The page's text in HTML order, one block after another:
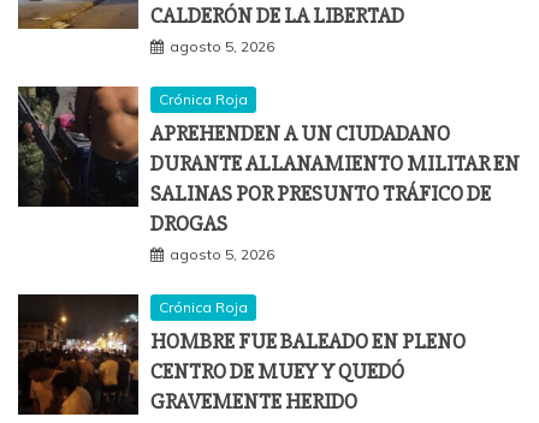
CALDERÓN DE LA LIBERTAD
agosto 5, 2026
Crónica Roja
APREHENDEN A UN CIUDADANO
DURANTE ALLANAMIENTO MILITAR EN
SALINAS POR PRESUNTO TRÁFICO DE
DROGAS
agosto 5, 2026
Crónica Roja
HOMBRE FUE BALEADO EN PLENO
CENTRO DE MUEY Y QUEDÓ
GRAVEMENTE HERIDO